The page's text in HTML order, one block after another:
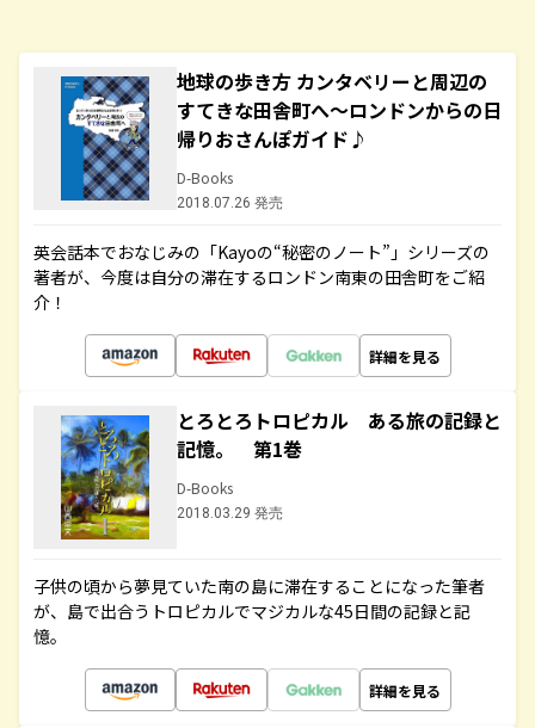
地球の歩き方 カンタベリーと周辺の
すてきな田舎町へ～ロンドンからの日
帰りおさんぽガイド♪
D-Books
2018.07.26 発売
英会話本でおなじみの「Kayoの“秘密のノート”」シリーズの
著者が、今度は自分の滞在するロンドン南東の田舎町をご紹
介！
詳細を見る
とろとろトロピカル ある旅の記録と
記憶。 第1巻
D-Books
2018.03.29 発売
子供の頃から夢見ていた南の島に滞在することになった筆者
が、島で出合うトロピカルでマジカルな45日間の記録と記
憶。
詳細を見る